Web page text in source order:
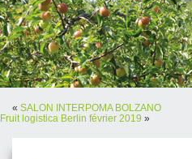
« SALON INTERPOMA BOLZANO
Fruit logistica Berlin février 2019 »